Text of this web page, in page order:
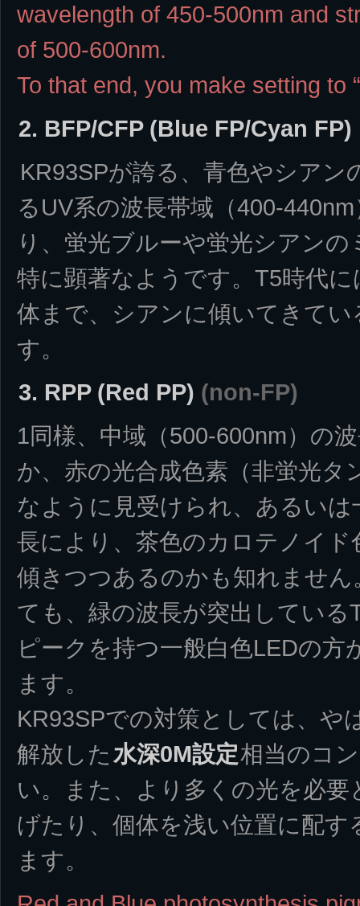
wavelength of 450-500nm and
of 500-600nm.
To that end, you make setting to
2. BFP/CFP (Blue FP/Cyan FP)
KR93SPが誇る、青色やシアン
るUV系の波長帯域（400-
り、蛍光ブルーや蛍光シアン
特に顕著なようです。T5時代
体まで、シアンに傾いてきて
す。
3. RPP (Red PP) (non-FP)
1同様、中域（500-600nm）の
か、赤の光合成色素（非蛍光タ
なように見受けられ、あるい
長により、茶色のカロテノイ
傾きつつあるのかも知れませ
ても、緑の波長が突出してい
ピークを持つ一般白色LEDの方
ます。
KR93SPでの対策としては、や
解放した 水深0M設定相当のコ
い。また、より多くの光を必
げたり、個体を浅い位置に配
ます。